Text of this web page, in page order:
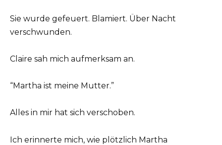
Sie wurde gefeuert. Blamiert. Über Nacht
verschwunden.
Claire sah mich aufmerksam an.
“Martha ist meine Mutter.”
Alles in mir hat sich verschoben.
Ich erinnerte mich, wie plötzlich Martha